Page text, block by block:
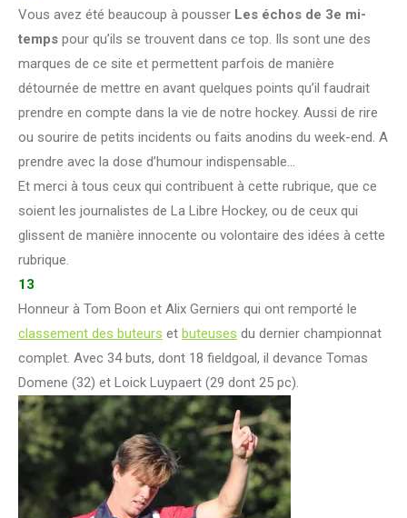
Vous avez été beaucoup à pousser Les échos de 3e mi-
temps pour qu’ils se trouvent dans ce top. Ils sont une des
marques de ce site et permettent parfois de manière
détournée de mettre en avant quelques points qu’il faudrait
prendre en compte dans la vie de notre hockey. Aussi de rire
ou sourire de petits incidents ou faits anodins du week-end. A
prendre avec la dose d’humour indispensable…
Et merci à tous ceux qui contribuent à cette rubrique, que ce
soient les journalistes de La Libre Hockey, ou de ceux qui
glissent de manière innocente ou volontaire des idées à cette
rubrique.
13
Honneur à Tom Boon et Alix Gerniers qui ont remporté le
classement des buteurs et buteuses du dernier championnat
complet. Avec 34 buts, dont 18 fieldgoal, il devance Tomas
Domene (32) et Loick Luypaert (29 dont 25 pc).